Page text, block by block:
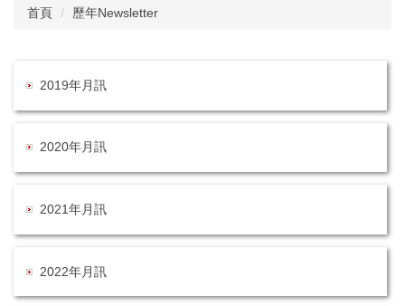
首頁 歷年Newsletter
2019年月訊
2020年月訊
2021年月訊
2022年月訊